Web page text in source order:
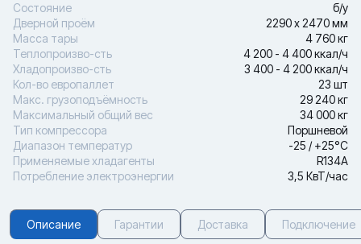
Состояние
б/у
Дверной проём
2290 х 2470 мм
Масса тары
4 760 кг
Теплопроизво-сть
4 200 - 4 400 ккал/ч
Хладопроизво-сть
3 400 - 4 200 ккал/ч
Кол-во европаллет
23 шт
Макс. грузоподъёмность
29 240 кг
Максимальный общий вес
34 000 кг
Тип компрессора
Поршневой
Диапазон температур
-25 / +25°С
Применяемые хладагенты
R134A
Потребление электроэнергии
3,5 КвТ/час
Описание Гарантии Доставка Подключение